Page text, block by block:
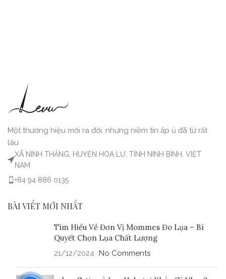
Một thương hiệu mới ra đời, nhưng niềm tin ấp ủ đã từ rất
lâu
XÃ NINH THẮNG, HUYỆN HOA LƯ, TỈNH NINH BÌNH, VIỆT
NAM
+84 94 886 0135
BÀI VIẾT MỚI NHẤT
Tìm Hiểu Về Đơn Vị Mommes Đo Lụa – Bí
Quyết Chọn Lụa Chất Lượng
21/12/2024 No Comments